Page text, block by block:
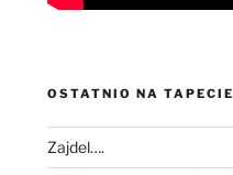
OSTATNIO NA TAPECIE
Zajdel….